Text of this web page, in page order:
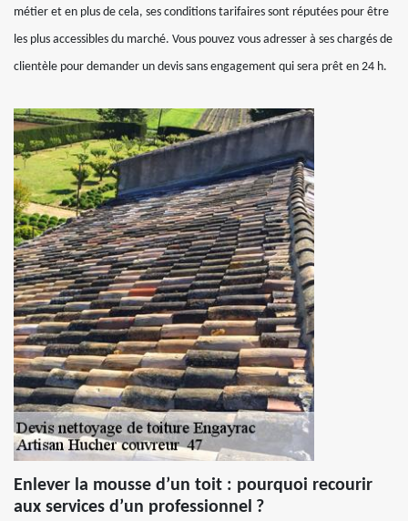
métier et en plus de cela, ses conditions tarifaires sont réputées pour être
les plus accessibles du marché. Vous pouvez vous adresser à ses chargés de
clientèle pour demander un devis sans engagement qui sera prêt en 24 h.
Enlever la mousse d’un toit : pourquoi recourir
aux services d’un professionnel ?